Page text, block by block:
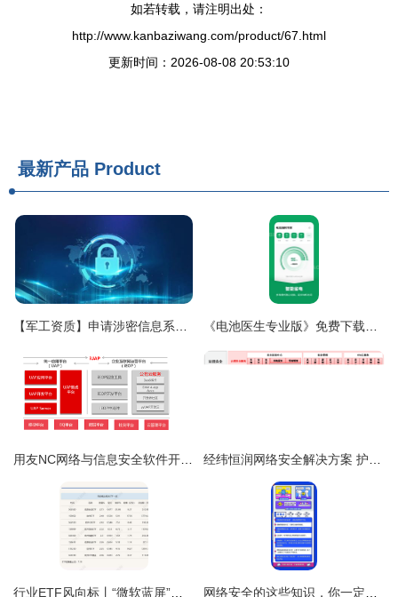
如若转载，请注明出处：
http://www.kanbaziwang.com/product/67.html
更新时间：2026-08-08 20:53:10
最新产品 Product